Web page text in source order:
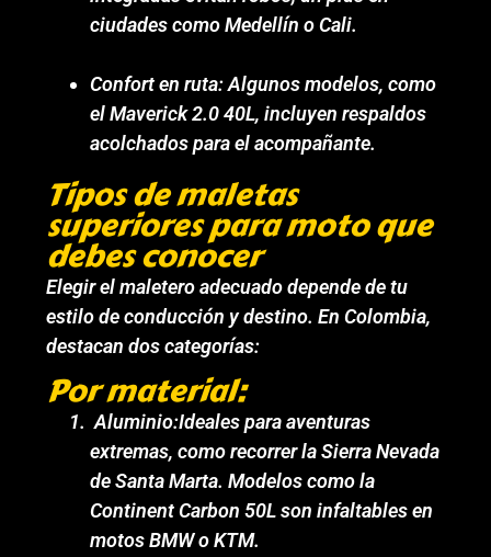
ciudades como Medellín o Cali.
Confort en ruta: Algunos modelos, como
el Maverick 2.0 40L, incluyen respaldos
acolchados para el acompañante.
Tipos de maletas
superiores para moto que
debes conocer
Elegir el maletero adecuado depende de tu
estilo de conducción y destino. En Colombia,
destacan dos categorías:
Por material:
Aluminio:Ideales para aventuras
extremas, como recorrer la Sierra Nevada
de Santa Marta. Modelos como la
Continent Carbon 50L son infaltables en
motos BMW o KTM.